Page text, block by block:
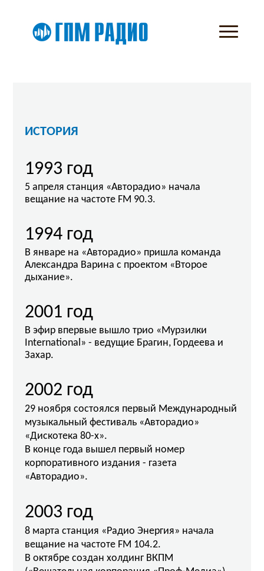
ИСТОРИЯ
1993 год
5 апреля станция «Авторадио» начала
вещание на частоте FM 90.3.
1994 год
В январе на «Авторадио» пришла команда
Александра Варина с проектом «Второе
дыхание».
2001 год
В эфир впервые вышло трио «Мурзилки
International» - ведущие Брагин, Гордеева и
Захар.
2002 год
29 ноября состоялся первый Международный
музыкальный фестиваль «Авторадио»
«Дискотека 80-х».
В конце года вышел первый номер
корпоративного издания - газета
«Авторадио».
2003 год
8 марта станция «Радио Энергия» начала
вещание на частоте FM 104.2.
В октябре создан холдинг ВКПМ